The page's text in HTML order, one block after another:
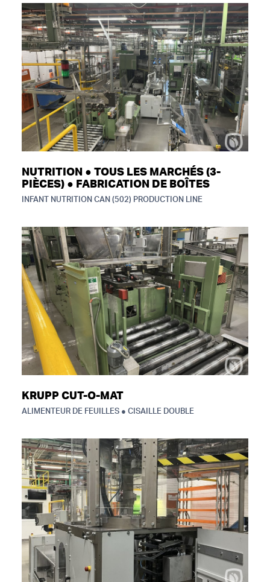
NUTRITION ● TOUS LES MARCHÉS (3-
PIÈCES) ● FABRICATION DE BOÎTES
INFANT NUTRITION CAN (502) PRODUCTION LINE
KRUPP CUT-O-MAT
ALIMENTEUR DE FEUILLES ● CISAILLE DOUBLE